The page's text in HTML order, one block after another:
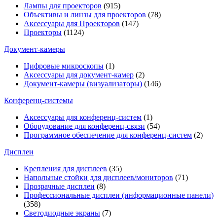
Лампы для проекторов (915)
Объективы и линзы для проекторов (78)
Аксессуары для Проекторов (147)
Проекторы (1124)
Документ-камеры
Цифровые микроскопы (1)
Аксессуары для документ-камер (2)
Документ-камеры (визуализаторы) (146)
Конференц-системы
Аксессуары для конференц-систем (1)
Оборудование для конференц-связи (54)
Программное обеспечение для конференц-систем (2)
Дисплеи
Крепления для дисплеев (35)
Напольные стойки для дисплеев/мониторов (71)
Прозрачные дисплеи (8)
Профессиональные дисплеи (информационные панели)
(358)
Светодиодные экраны (7)